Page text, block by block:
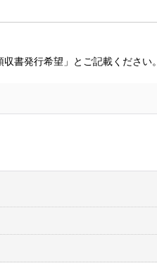
書発行希望」とご記載ください。